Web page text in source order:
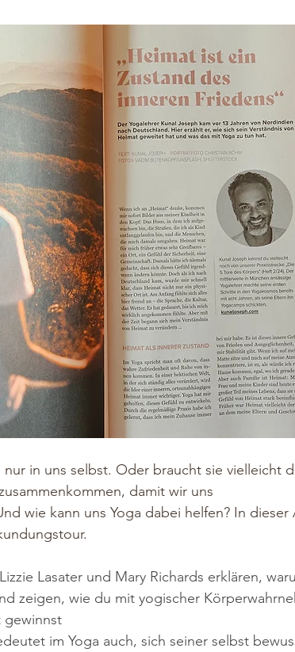
in uns selbst. Oder braucht sie vielleicht
damit wir uns
wie kann uns Yoga dabei helfen? In dieser
Lasater und Mary Richards erklären,
zeigen, wie du mit yogischer
gewinnst
im Yoga auch, sich seiner selbst